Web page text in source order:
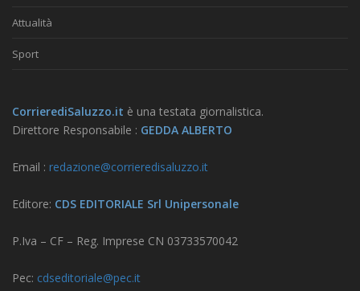
Attualità
Sport
CorrierediSaluzzo.it è una testata giornalistica.
Direttore Responsabile : GEDDA ALBERTO
Email : redazione@corrieredisaluzzo.it
Editore: CDS EDITORIALE Srl Unipersonale
P.Iva – CF – Reg. Imprese CN 03733570042
Pec: cdseditoriale@pec.it